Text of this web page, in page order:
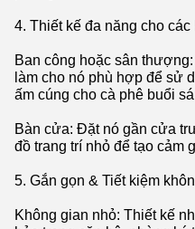
4. Thiết kế đa năng cho
Ban công hoặc sân
làm cho nó phù hợp để sử
ấm cúng cho cà phê buổi
Bàn cửa: Đặt nó gần cửa
đồ trang trí nhỏ để tạo cảm
5. Gắn gọn & Tiết kiệm
Không gian nhỏ: Thiết kế